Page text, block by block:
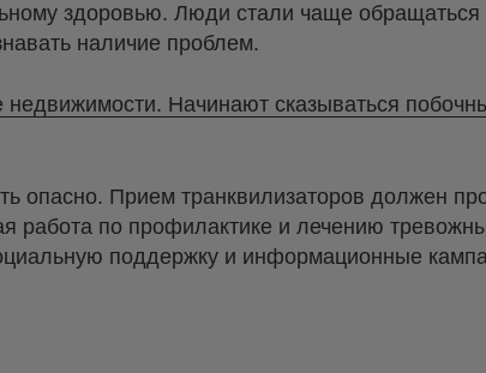
здоровью. Люди стали чаще
наличие проблем.
Начинают сказываться
опасно. Прием транквилизаторов должен
работа по профилактике и лечению
поддержку и информационные